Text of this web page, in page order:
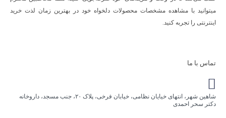
میتوانید با مشاهده مشخصات محصولات دلخواه خود در بهترین زمان لذت خرید
اینترنتی را تجربه کنید.
تماس با ما
شاهین شهر، انتهای خیایان نظامی، خیابان فرخی، پلاک ۲۰، جنب مسجد، داروخانه
دکتر سحر احمدی